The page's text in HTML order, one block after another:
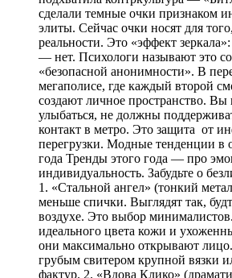
сделали темные очки признаком
элиты. Сейчас очки носят для
реальности. Это «эффект
— нет. Психологи называют это
«безопасной анонимности». В
мегаполисе, где каждый второй
создают личное пространство.
улыбаться, не должны
контакт в метро. Это защита от
перегрузки. Модные тенденции в
года Тренды этого года — про
индивидуальность. Забудьте о
1. «Стальной ангел» (тонкий
меньше спички. Выглядят так,
воздухе. Это выбор
идеального цвета кожи и
они максимально открывают
грубым свитером крупной вязки
фактур. 2. «Вдова Клико»